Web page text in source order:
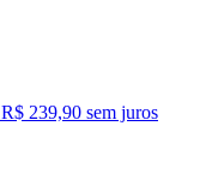
R$ 239,90 sem juros